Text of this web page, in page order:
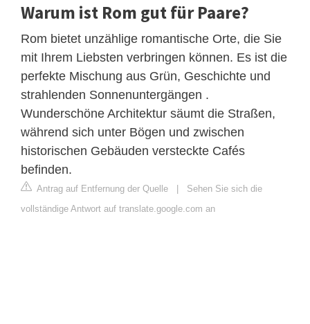
Warum ist Rom gut für Paare?
Rom bietet unzählige romantische Orte, die Sie
mit Ihrem Liebsten verbringen können. Es ist die
perfekte Mischung aus Grün, Geschichte und
strahlenden Sonnenuntergängen .
Wunderschöne Architektur säumt die Straßen,
während sich unter Bögen und zwischen
historischen Gebäuden versteckte Cafés
befinden.
Antrag auf Entfernung der Quelle | Sehen Sie sich die
vollständige Antwort auf translate.google.com an